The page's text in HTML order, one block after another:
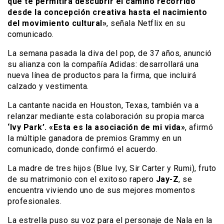
desde la concepción creativa hasta el nacimiento
del movimiento cultural», señala Netflix en su
comunicado.
La semana pasada la diva del pop, de 37 años, anunció
su alianza con la compañía Adidas: desarrollará una
nueva línea de productos para la firma, que incluirá
calzado y vestimenta.
La cantante nacida en Houston, Texas, también va a
relanzar mediante esta colaboración su propia marca
‘Ivy Park’. «Esta es la asociación de mi vida», afirmó
la múltiple ganadora de premios Grammy en un
comunicado, donde confirmó el acuerdo.
La madre de tres hijos (Blue Ivy, Sir Carter y Rumi), fruto
de su matrimonio con el exitoso rapero Jay-Z, se
encuentra viviendo uno de sus mejores momentos
profesionales.
La estrella puso su voz para el personaje de Nala en la